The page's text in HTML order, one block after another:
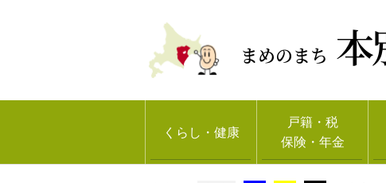
まめのまち 本
くらし・健康
戸籍・税
保険・年金